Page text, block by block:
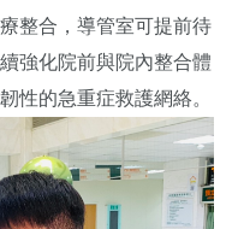
整合，導管室可提前待
強化院前與院內整合體
性的急重症救護網絡。